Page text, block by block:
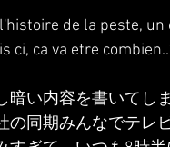
de la peste,
ci, ca va etre
暗い内容を書いてし
の同期みんなでテレ